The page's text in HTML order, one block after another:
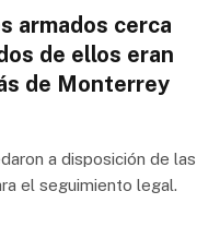
armados cerca
de ellos eran
de Monterrey
a disposición de las
el seguimiento legal.